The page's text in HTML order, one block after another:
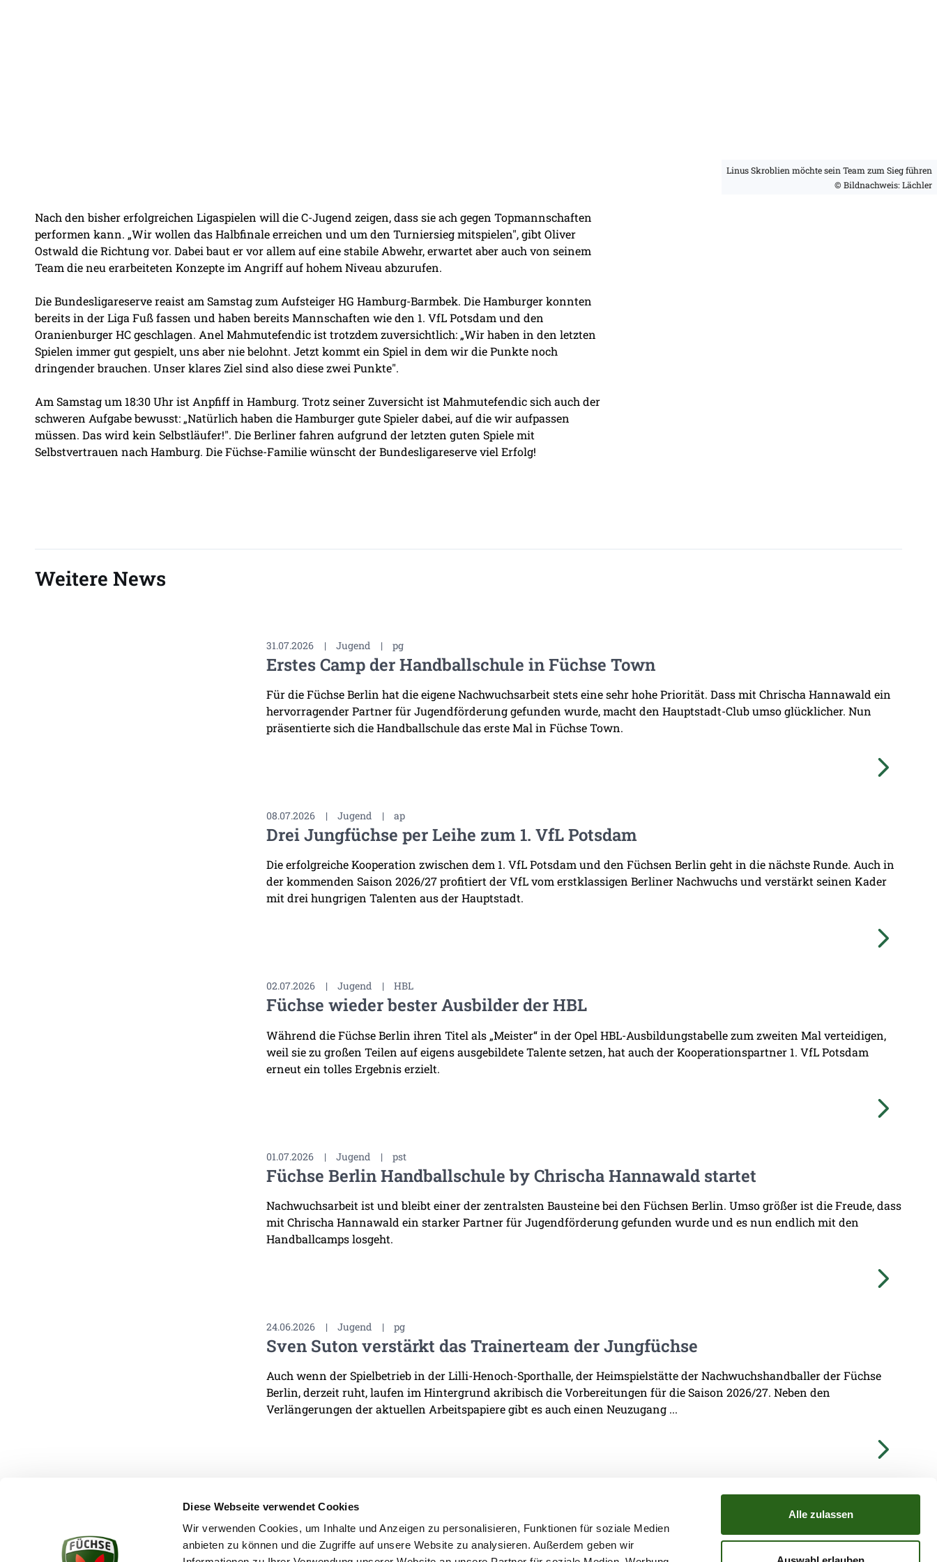
Diese Webseite verwendet Cookies
Wir verwenden Cookies, um Inhalte und Anzeigen zu personalisieren, Funktionen für soziale Medien
anbieten zu können und die Zugriffe auf unsere Website zu analysieren. Außerdem geben wir
Alle zulassen
Linus Skroblien möchte sein Team zum Sieg führen
© Bildnachweis: Lächler
Nach den bisher erfolgreichen Ligaspielen will die C-Jugend zeigen, dass sie ach gegen Topmannschaften
performen kann. „Wir wollen das Halbfinale erreichen und um den Turniersieg mitspielen", gibt Oliver
Ostwald die Richtung vor. Dabei baut er vor allem auf eine stabile Abwehr, erwartet aber auch von seinem
Team die neu erarbeiteten Konzepte im Angriff auf hohem Niveau abzurufen.
Die Bundesligareserve reaist am Samstag zum Aufsteiger HG Hamburg-Barmbek. Die Hamburger konnten
bereits in der Liga Fuß fassen und haben bereits Mannschaften wie den 1. VfL Potsdam und den
Oranienburger HC geschlagen. Anel Mahmutefendic ist trotzdem zuversichtlich: „Wir haben in den letzten
Spielen immer gut gespielt, uns aber nie belohnt. Jetzt kommt ein Spiel in dem wir die Punkte noch
dringender brauchen. Unser klares Ziel sind also diese zwei Punkte".
Am Samstag um 18:30 Uhr ist Anpfiff in Hamburg. Trotz seiner Zuversicht ist Mahmutefendic sich auch der
schweren Aufgabe bewusst: „Natürlich haben die Hamburger gute Spieler dabei, auf die wir aufpassen
müssen. Das wird kein Selbstläufer!". Die Berliner fahren aufgrund der letzten guten Spiele mit
Selbstvertrauen nach Hamburg. Die Füchse-Familie wünscht der Bundesligareserve viel Erfolg!
Weitere News
31.07.2026 | Jugend | pg
Erstes Camp der Handballschule in Füchse Town
Für die Füchse Berlin hat die eigene Nachwuchsarbeit stets eine sehr hohe Priorität. Dass mit Chrischa Hannawald ein
hervorragender Partner für Jugendförderung gefunden wurde, macht den Hauptstadt-Club umso glücklicher. Nun
präsentierte sich die Handballschule das erste Mal in Füchse Town.
08.07.2026 | Jugend | ap
Drei Jungfüchse per Leihe zum 1. VfL Potsdam
Die erfolgreiche Kooperation zwischen dem 1. VfL Potsdam und den Füchsen Berlin geht in die nächste Runde. Auch in
der kommenden Saison 2026/27 profitiert der VfL vom erstklassigen Berliner Nachwuchs und verstärkt seinen Kader
mit drei hungrigen Talenten aus der Hauptstadt.
02.07.2026 | Jugend | HBL
Füchse wieder bester Ausbilder der HBL
Während die Füchse Berlin ihren Titel als „Meister“ in der Opel HBL-Ausbildungstabelle zum zweiten Mal verteidigen,
weil sie zu großen Teilen auf eigens ausgebildete Talente setzen, hat auch der Kooperationspartner 1. VfL Potsdam
erneut ein tolles Ergebnis erzielt.
01.07.2026 | Jugend | pst
Füchse Berlin Handballschule by Chrischa Hannawald startet
Nachwuchsarbeit ist und bleibt einer der zentralsten Bausteine bei den Füchsen Berlin. Umso größer ist die Freude, dass
mit Chrischa Hannawald ein starker Partner für Jugendförderung gefunden wurde und es nun endlich mit den
Handballcamps losgeht.
24.06.2026 | Jugend | pg
Sven Suton verstärkt das Trainerteam der Jungfüchse
Auch wenn der Spielbetrieb in der Lilli-Henoch-Sporthalle, der Heimspielstätte der Nachwuchshandballer der Füchse
Berlin, derzeit ruht, laufen im Hintergrund akribisch die Vorbereitungen für die Saison 2026/27. Neben den
Verlängerungen der aktuellen Arbeitspapiere gibt es auch einen Neuzugang ...
KONTAKT IMPRESSUM DATENSCHUTZ ATGB